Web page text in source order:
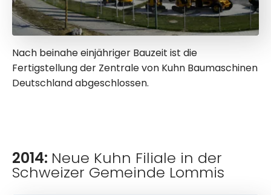
Nach beinahe einjähriger Bauzeit ist die
Fertigstellung der Zentrale von Kuhn Baumaschinen
Deutschland abgeschlossen.
2014: Neue Kuhn Filiale in der
Schweizer Gemeinde Lommis